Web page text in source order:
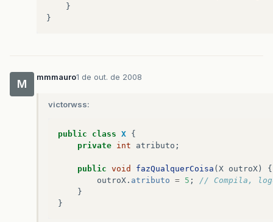
}
}
M
mmmauro1 de out. de 2008
victorwss:
public class X {
private int atributo ;
public void fazQualquerCoisa ( X outroX )
{
outroX . atributo = 5 ;
// Compila,
}
}